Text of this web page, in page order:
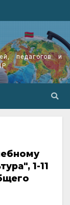
педагогов и
1-11